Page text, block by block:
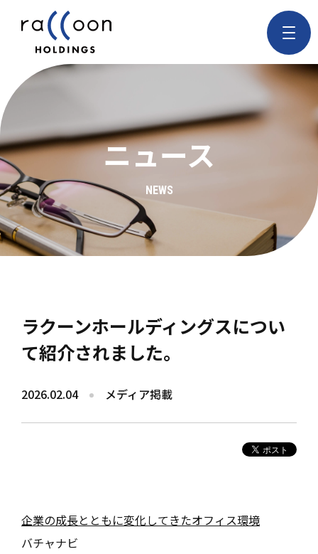
ニュース
NEWS
ラクーンホールディングスについ
て紹介されました。
2026.02.04 メディア掲載
企業の成長とともに変化してきたオフィス環境
バチャナビ